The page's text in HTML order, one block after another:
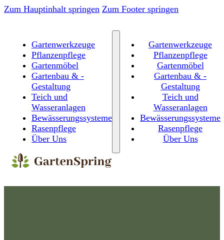
Zum Hauptinhalt springen Zum Footer springen
Gartenwerkzeuge
Pflanzenpflege
Gartenmöbel
Gartenbau & -
Gestaltung
Teich und
Wasseranlagen
Bewässerungssysteme
Rasenpflege
Über Uns
Gartenwerkzeuge
Pflanzenpflege
Gartenmöbel
Gartenbau & -
Gestaltung
Teich und
Wasseranlagen
Bewässerungssysteme
Rasenpflege
Über Uns